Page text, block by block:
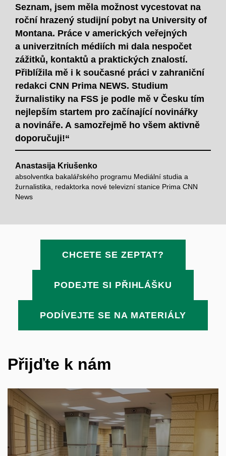
Seznam, jsem měla možnost vycestovat na
roční hrazený studijní pobyt na University of
Montana. Práce v amerických veřejných
a univerzitních médiích mi dala nespočet
zážitků, kontaktů a praktických znalostí.
Přiblížila mě i k současné práci v zahraniční
redakci CNN Prima NEWS. Studium
žurnalistiky na FSS je podle mě v Česku tím
nejlepším startem pro začínající novinářky
a novináře. A samozřejmě ho všem aktivně
doporučuji!“
Anastasija Kriušenko
absolventka bakalářského programu Mediální studia a
žurnalistika, redaktorka nové televizní stanice Prima CNN
News
CHCETE SE ZEPTAT?
PODEJTE SI PŘIHLÁŠKU
PODÍVEJTE SE NA MATERIÁLY
Přijďte k nám
Speciální den otevřených dveří na celé MUNI -